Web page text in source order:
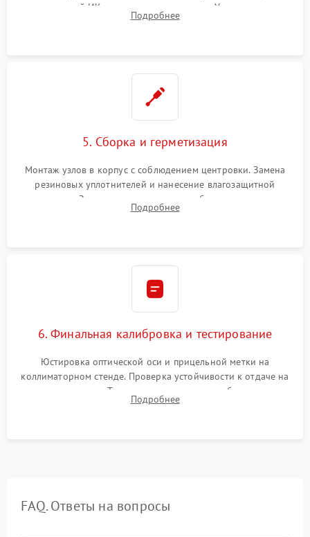
неисправной ИК-подсветки или матрицы. Ультразвуковая
очистка плат и удаление загрязнений с линз объектива и
Подробнее
5. Сборка и герметизация
Монтаж узлов в корпус с соблюдением центровки. Замена
резиновых уплотнителей и нанесение влагозащитной
смазки. Заполнение внутреннего объема прицела
осушенным азотом для предотвращения запотевания оптики
Подробнее
6. Финальная калибровка и тестирование
Юстировка оптической оси и прицельной метки на
коллиматорном стенде. Проверка устойчивости к отдаче на
ударном стенде. Тестирование качества изображения в
темноте, дальности обнаружения и корректной работы всех
Подробнее
FAQ. Ответы на вопросы